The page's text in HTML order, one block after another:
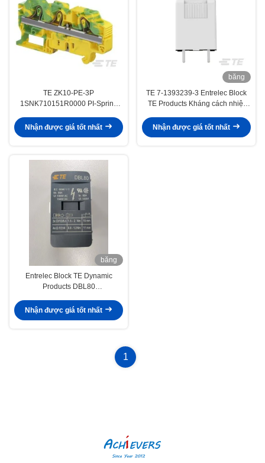
TE ZK10-PE-3P
1SNK710151R0000 PI-Spring
Connectivity ± 1% Linearity đến
Nhận được giá tốt nhất
băng
hình
TE 7-1393239-3 Entrelec Block
TE Products Kháng cách nhiệt
dàng
Nhận được giá tốt nhất
băng
hình
Entrelec Block TE Dynamic
Products DBL80
Nhận được giá tốt nhất
1